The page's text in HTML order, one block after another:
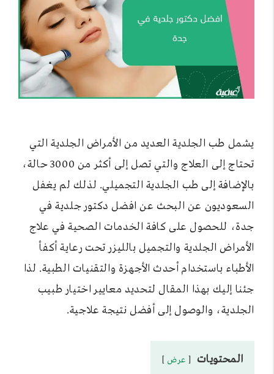
يشمل طب الجلدية العديد من الأمراض الجلدية التي
تحتاج إلى العلاج والتي تصل إلى أكثر من 3000 حالة،
بالإضافة إلى طب الجلدية التجميلي. لذلك لم يغفل
السعوديون عن البحث عن افضل دكتور جلدية في
جدة، للحصول على كافة الخدمات الصحية في علاج
الأمراض الجلدية والتجميل بالليزر تحت رعاية أكفأ
الأطباء باستخدام أحدث الأجهزة والتقنيات الطبية. لذا
جئنا إليك بهذا المقال لتحديد معايير اختيار طبيب
الجلدية، والوصول إلى أفضل نتيجة علاجية.
المحتويات عرض